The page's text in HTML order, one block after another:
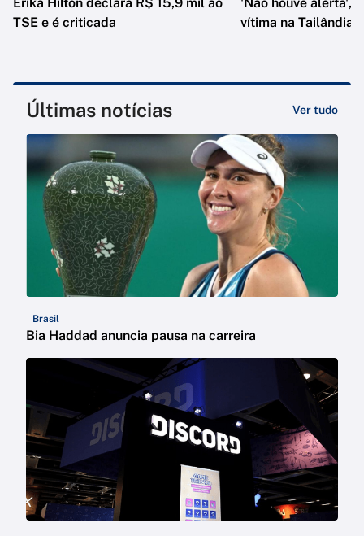
Erika Hilton declara R$ 15,9 mil ao
TSE e é criticada
'Não houve alerta',
vítima na Tailândia
Últimas notícias Ver tudo
Brasil
Bia Haddad anuncia pausa na carreira